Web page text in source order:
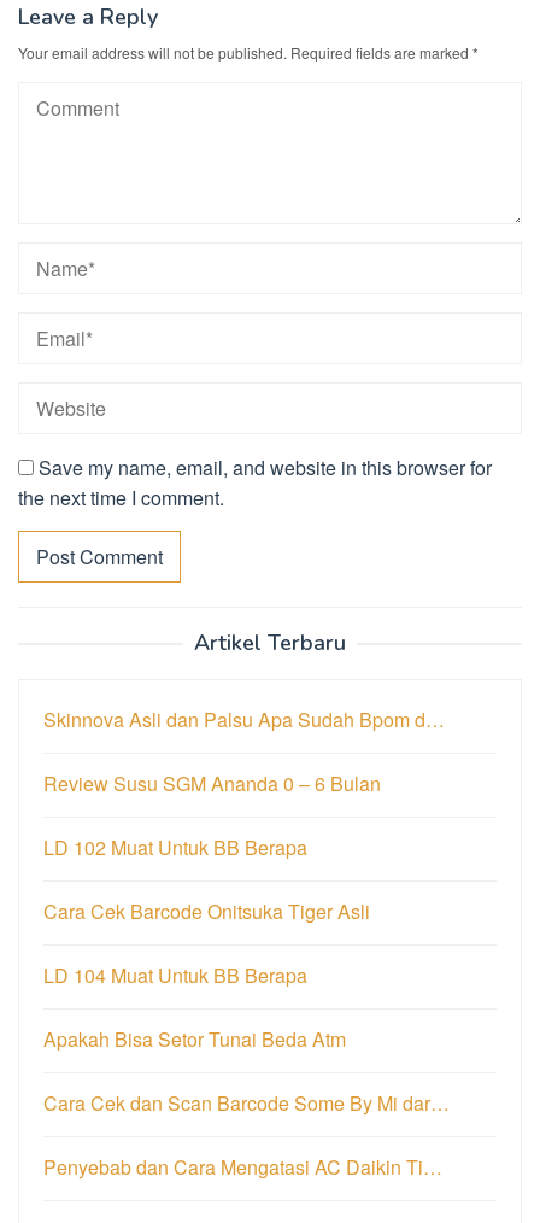
Leave a Reply
Your email address will not be published. Required fields are marked *
Save my name, email, and website in this browser for
the next time I comment.
Artikel Terbaru
Skinnova Asli dan Palsu Apa Sudah Bpom d…
Review Susu SGM Ananda 0 – 6 Bulan
LD 102 Muat Untuk BB Berapa
Cara Cek Barcode Onitsuka Tiger Asli
LD 104 Muat Untuk BB Berapa
Apakah Bisa Setor Tunai Beda Atm
Cara Cek dan Scan Barcode Some By Mi dar…
Penyebab dan Cara Mengatasi AC Daikin Ti…